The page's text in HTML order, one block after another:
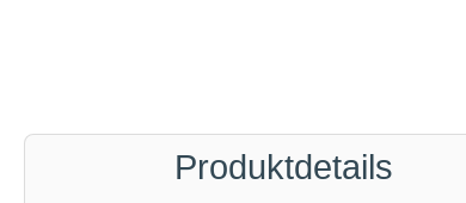
Produktdetails